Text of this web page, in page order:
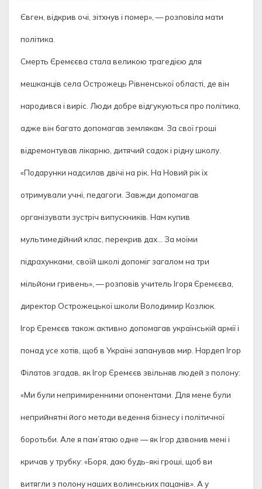
Євген, відкрив очі, зітхнув і помер», — розповіла мати
політика.
Смерть Єремєєва стала великою трагедією для
мешканців села Острожець Рівненської області, де він
народився і виріс. Люди добре відгукуються про політика,
адже він багато допомагав землякам. За свої гроші
відремонтував лікарню, дитячий садок і рідну школу.
«Подарунки надсилав двічі на рік. На Новий рік їх
отримували учні, педагоги. Завжди допомагав
організувати зустріч випускників. Нам купив
мультимедійний клас, перекрив дах… За моїми
підрахунками, своїй школі допоміг загалом на три
мільйони гривень», — розповів учитель Ігоря Єремєєва,
директор Острожецької школи Володимир Козлюк.
Ігор Єремєєв також активно допомагав українській армії і
понад усе хотів, щоб в Україні запанував мир. Нардеп Ігор
Філатов згадав, як Ігор Єремєєв звільняв людей з полону:
«Ми були непримиренними опонентами. Для мене були
неприйнятні його методи ведення бізнесу і політичної
боротьби. Але я пам’ятаю одне — як Ігор дзвонив мені і
кричав у трубку: «Боря, даю будь-які гроші, щоб ви
витягли з полону наших волинських пацанів». А у